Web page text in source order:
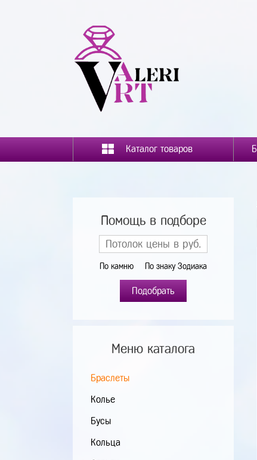
Каталог товаров
Помощь в подборе
По камню По знаку Зодиака
Подобрать
Меню каталога
Браслеты
Колье
Бусы
Кольца